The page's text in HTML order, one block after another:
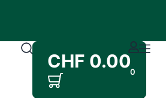
CHF 0.000